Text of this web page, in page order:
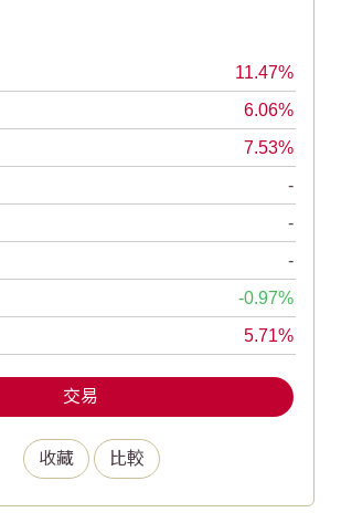
收藏 比較
11.47
6.06
7.53
-
-
-
-0.97
5.71
交易